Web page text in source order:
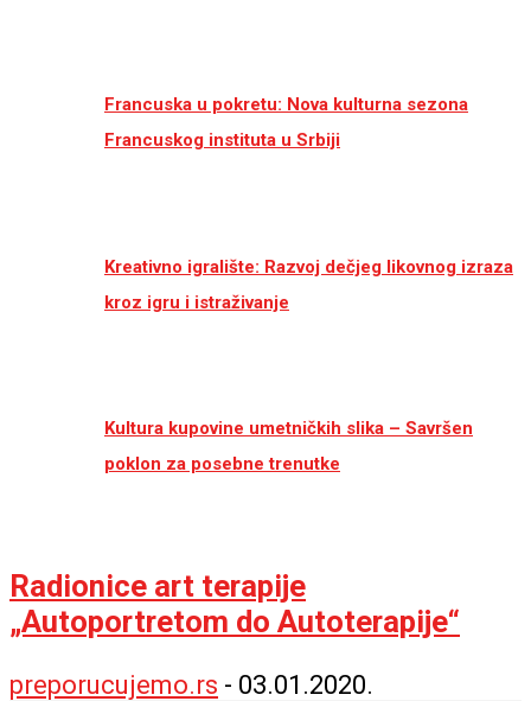
Francuska u pokretu: Nova kulturna sezona
Francuskog instituta u Srbiji
Kreativno igralište: Razvoj dečjeg likovnog izraza
kroz igru i istraživanje
Kultura kupovine umetničkih slika – Savršen
poklon za posebne trenutke
Radionice art terapije
„Autoportretom do Autoterapije“
preporucujemo.rs - 03.01.2020.